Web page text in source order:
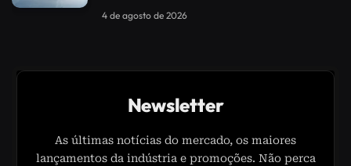
4 de agosto de 2026
Newsletter
As últimas notícias do mercado, os maiores
lançamentos da indústria e promoções. Não perca